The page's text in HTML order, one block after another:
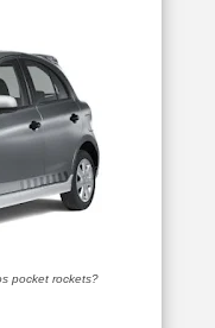
pocket rockets?